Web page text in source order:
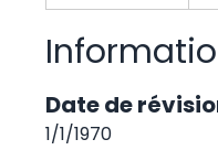
Date de
1/1/1970